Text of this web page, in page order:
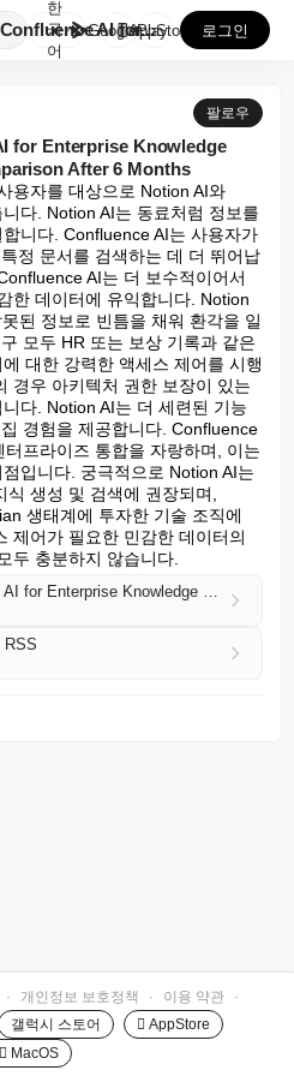
AI for...
한
국
어
GooglePlay
AppStore 로그인
팔로우
for Enterprise Knowledge
After 6 Months
용자를 대상으로 Notion AI와
다. Notion AI는 동료처럼 정보를
니다. Confluence AI는 사용자가
정 문서를 검색하는 데 더 뛰어납
AI는 더 보수적이어서
한 데이터에 유익합니다. Notion
된 정보로 빈틈을 채워 환각을 일
모두 HR 또는 보상 기록과 같은
대한 강력한 액세스 제어를 시행
경우 아키텍처 권한 보장이 있는
다. Notion AI는 더 세련된 기능
경험을 제공합니다. Confluence
프라이즈 통합을 자랑하며, 이는
입니다. 궁극적으로 Notion AI는
생성 및 검색에 권장되며,
생태계에 투자한 기술 조직에
제어가 필요한 민감한 데이터의
두 충분하지 않습니다.
Notion AI vs Confluence AI for Enterprise Knowledge Management: A Real Comparison After 6 Months
RSS
· 개인정보 보호정책 · 이용 약관
·
갤럭시 스토어
 AppStore
 MacOS